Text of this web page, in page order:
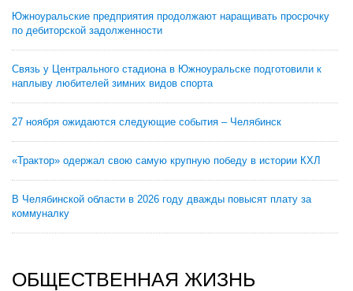
Южноуральские предприятия продолжают наращивать просрочку
по дебиторской задолженности
Связь у Центрального стадиона в Южноуральске подготовили к
наплыву любителей зимних видов спорта
27 ноября ожидаются следующие события – Челябинск
«Трактор» одержал свою самую крупную победу в истории КХЛ
В Челябинской области в 2026 году дважды повысят плату за
коммуналку
ОБЩЕСТВЕННАЯ ЖИЗНЬ